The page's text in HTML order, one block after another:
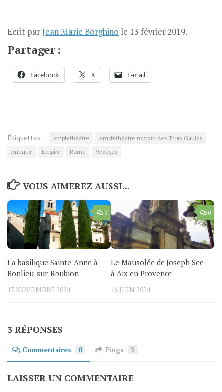
Ecrit parJean Marie Borghino le 13 février 2019.
Partager :
Facebook X E-mail
Étiquettes : Amphithéâtre
Amphithéâtre romain des Trois Gaules
Antique
Empire Rome Vestiges
VOUS AIMEREZ AUSSI...
0
La basilique Sainte-Anne à
Bonlieu-sur-Roubion
17 NOVEMBRE 2024
0
Le Mausolée de Joseph Sec
à Aix en Provence
16 JUIN 2024
3 RÉPONSES
Commentaires 0 Pings 3
LAISSER UN COMMENTAIRE